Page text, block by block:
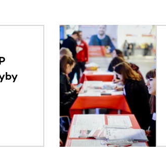
lub przesuń palcem, aby zobaczyć